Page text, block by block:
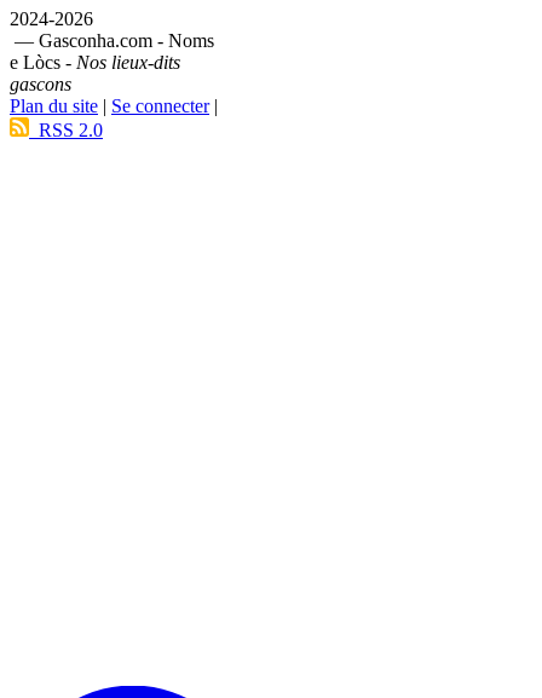
2024-2026
— Gasconha.com - Noms
e Lòcs - Nos lieux-dits
gascons
Plan du site | Se connecter|
RSS 2.0